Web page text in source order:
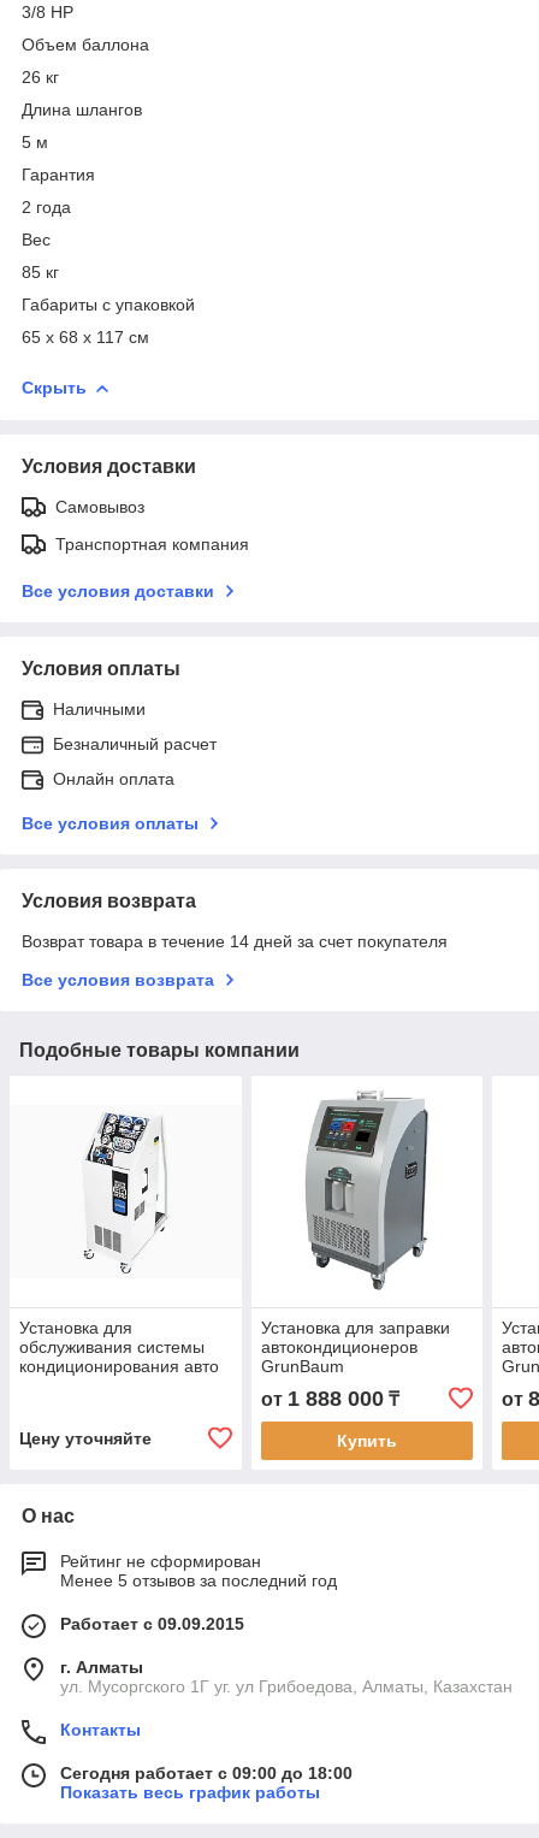
3/8 HP
Объем баллона
26 кг
Длина шлангов
5 м
Гарантия
2 года
Вес
85 кг
Габариты с упаковкой
65 х 68 х 117 см
Скрыть
Условия доставки
Самовывоз
Транспортная компания
Все условия доставки
Условия оплаты
Наличными
Безналичный расчет
Онлайн оплата
Все условия оплаты
Условия возврата
Возврат товара в течение 14 дней за счет покупателя
Все условия возврата
Подобные товары компании
Установка для
обслуживания системы
кондиционирования авто
Цену уточняйте
Установка для заправки
автокондиционеров
GrunBaum
от 1 888 000₸
Купить
от
О нас
Рейтинг не сформирован
Менее 5 отзывов за последний год
Работает с 09.09.2015
г. Алматы
ул. Мусоргского 1Г уг. ул Грибоедова, Алматы, Казахстан
Контакты
Сегодня работает с 09:00 до 18:00
Показать весь график работы